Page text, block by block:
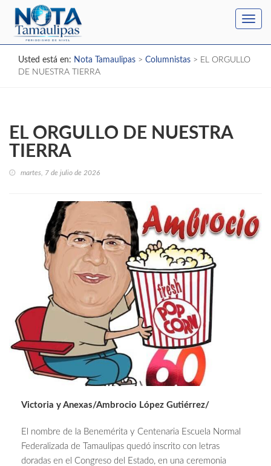
Usted está en: Nota Tamaulipas > Columnistas > EL ORGULLO
DE NUESTRA TIERRA
EL ORGULLO DE NUESTRA
TIERRA
martes, 7 de julio de 2026
Victoria y Anexas/Ambrocio López Gutiérrez/
El nombre de la Benemérita y Centenaria Escuela Normal
Federalizada de Tamaulipas quedó inscrito con letras
doradas en el Congreso del Estado, en una ceremonia